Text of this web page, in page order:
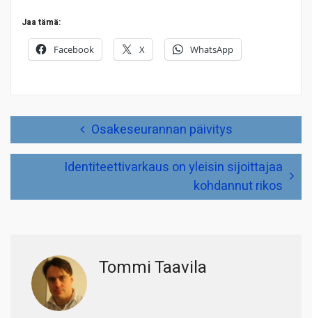
Jaa tämä:
Facebook X WhatsApp
Osakeseurannan päivitys
Identiteettivarkaus on yleisin sijoittajaa
kohdannut rikos
Tommi Taavila